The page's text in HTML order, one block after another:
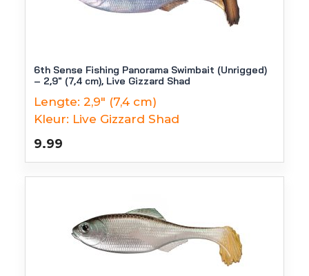
6th Sense Fishing Panorama Swimbait (Unrigged)
– 2,9″ (7,4 cm), Live Gizzard Shad
Lengte: 2,9" (7,4 cm)
Kleur: Live Gizzard Shad
9.99